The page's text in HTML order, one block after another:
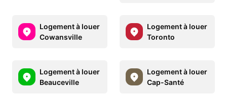
Logement à louer
Cowansville
Logement à louer
Toronto
Logement à louer
Beauceville
Logement à louer
Cap-Santé